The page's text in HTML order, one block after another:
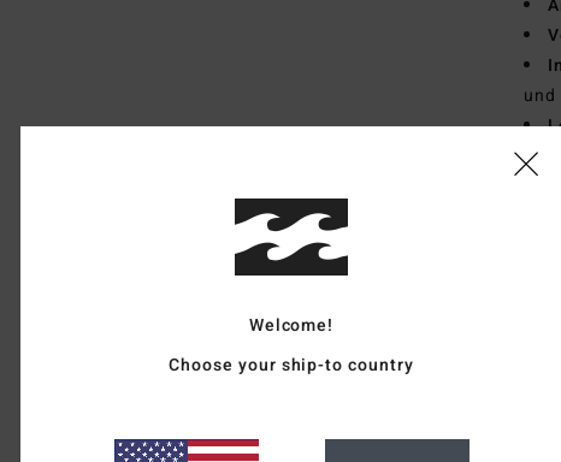
15
Welcome!
Choose your ship-to country